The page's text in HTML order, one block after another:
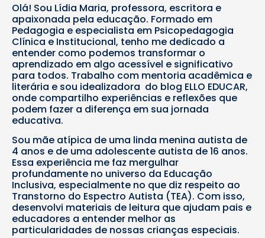
Olá! Sou Lídia Maria, professora, escritora e
apaixonada pela educação. Formado em
Pedagogia e especialista em Psicopedagogia
Clínica e Institucional, tenho me dedicado a
entender como podemos transformar o
aprendizado em algo acessível e significativo
para todos. Trabalho com mentoria acadêmica e
literária e sou idealizadora do blog ELLO EDUCAR,
onde compartilho experiências e reflexões que
podem fazer a diferença em sua jornada
educativa.
Sou mãe atípica de uma linda menina autista de
4 anos e de uma adolescente autista de 16 anos.
Essa experiência me faz mergulhar
profundamente no universo da Educação
Inclusiva, especialmente no que diz respeito ao
Transtorno do Espectro Autista (TEA). Com isso,
desenvolvi materiais de leitura que ajudam pais e
educadores a entender melhor as
particularidades de nossas crianças especiais.